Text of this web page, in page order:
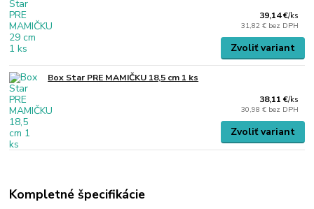
39,14 €/ks
31,82 € bez DPH
Zvoliť variant
Box Star PRE MAMIČKU 18,5 cm 1 ks
38,11 €/ks
30,98 € bez DPH
Zvoliť variant
Kompletné špecifikácie